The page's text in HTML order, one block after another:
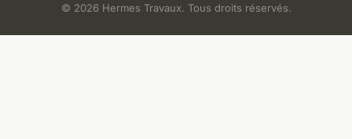
© 2026 Hermes Travaux. Tous droits réservés.